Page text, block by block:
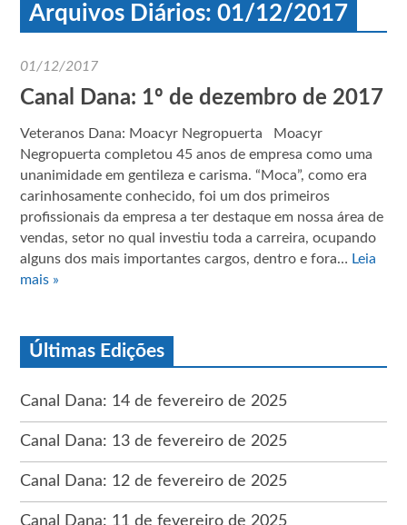
Arquivos Diários: 01/12/2017
01/12/2017
Canal Dana: 1º de dezembro de 2017
Veteranos Dana: Moacyr Negropuerta Moacyr
Negropuerta completou 45 anos de empresa como uma
unanimidade em gentileza e carisma. “Moca”, como era
carinhosamente conhecido, foi um dos primeiros
profissionais da empresa a ter destaque em nossa área de
vendas, setor no qual investiu toda a carreira, ocupando
alguns dos mais importantes cargos, dentro e fora… Leia
mais »
Últimas Edições
Canal Dana: 14 de fevereiro de 2025
Canal Dana: 13 de fevereiro de 2025
Canal Dana: 12 de fevereiro de 2025
Canal Dana: 11 de fevereiro de 2025